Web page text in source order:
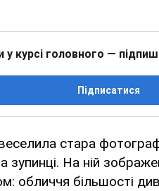
курсі головного —
Підписатися
стара
зупинці. На ній
обличчя більшості